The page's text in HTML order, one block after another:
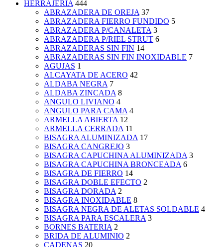
HERRAJERIA 444
ABRAZADERA DE OREJA 37
ABRAZADERA FIERRO FUNDIDO 5
ABRAZADERA P/CANALETA 3
ABRAZADERA P/RIEL STRUT 6
ABRAZADERAS SIN FIN 14
ABRAZADERAS SIN FIN INOXIDABLE 7
AGUJAS 1
ALCAYATA DE ACERO 42
ALDABA NEGRA 7
ALDABA ZINCADA 8
ANGULO LIVIANO 4
ANGULO PARA CAMA 4
ARMELLA ABIERTA 12
ARMELLA CERRADA 11
BISAGRA ALUMINIZADA 17
BISAGRA CANGREJO 3
BISAGRA CAPUCHINA ALUMINIZADA 3
BISAGRA CAPUCHINA BRONCEADA 6
BISAGRA DE FIERRO 14
BISAGRA DOBLE EFECTO 2
BISAGRA DORADA 2
BISAGRA INOXIDABLE 8
BISAGRA NEGRA DE ALETAS SOLDABLE 4
BISAGRA PARA ESCALERA 3
BORNES BATERIA 2
BRIDA DE ALUMINIO 2
CADENAS 20